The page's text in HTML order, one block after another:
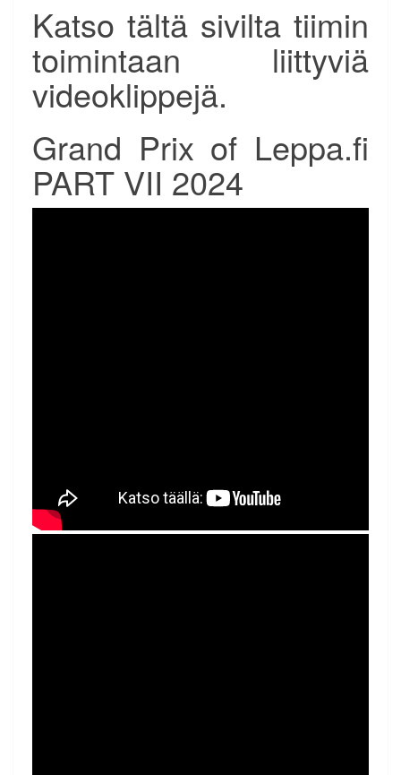
Katso tältä sivilta tiimin
toimintaan liittyviä
videoklippejä.
Grand Prix of Leppa.fi
PART VII 2024